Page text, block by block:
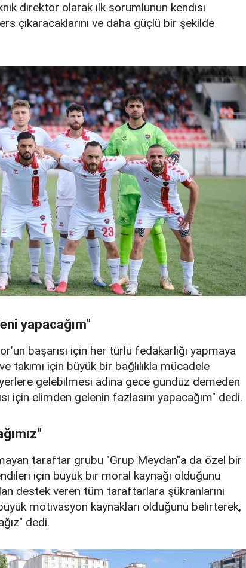
direktör olarak ilk sorumlunun kendisi
çıkaracaklarını ve daha güçlü bir şekilde
yapacağım"
başarısı için her türlü fedakarlığı yapmaya
takımı için büyük bir bağlılıkla mücadele
gelebilmesi adına gece gündüz demeden
için elimden gelenin fazlasını yapacağım" dedi.
taraftar grubu "Grup Meydan"a da özel bir
için büyük bir moral kaynağı olduğunu
destek veren tüm taraftarlara şükranlarını
motivasyon kaynakları olduğunu belirterek,
dedi.